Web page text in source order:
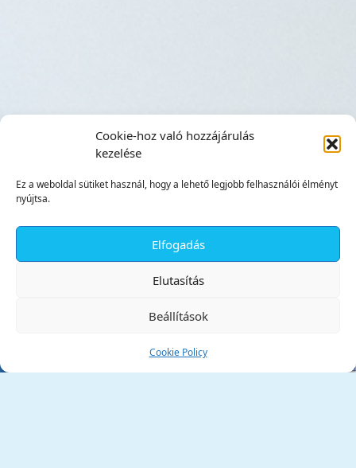
Cookie-hoz való hozzájárulás
kezelése
Ez a weboldal sütiket használ, hogy a lehető legjobb felhasználói élményt
nyújtsa.
Elfogadás
Elutasítás
Beállítások
Cookie Policy
Tata Város Önkormányzata
✕